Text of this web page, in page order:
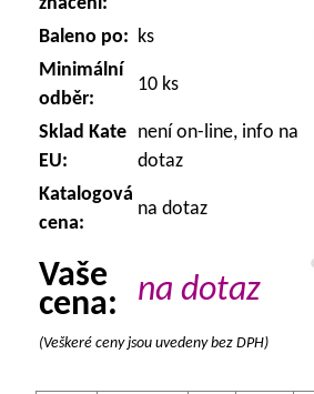
Baleno po: ks
Minimální
odběr:
10 ks
Sklad Kate
EU:
není on-line, info na
dotaz
Katalogová
cena:
na dotaz
Vaše
cena:
na dotaz
(Veškeré ceny jsou uvedeny bez DPH)